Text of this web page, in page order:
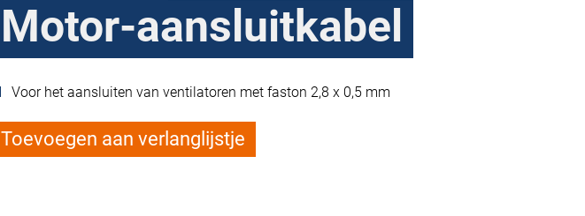
Motor-aansluitkabel
Voor het aansluiten van ventilatoren met faston 2,8 x 0,5 mm
Toevoegen aan verlanglijstje